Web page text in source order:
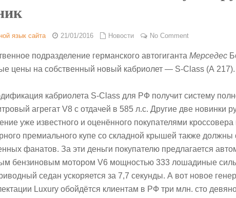
язык сайта 21/01/2016 Новости No Comment
подразделение германского автогиганта Мерседес
цены на собственный новый кабриолет — S-Class (A 217).
кабриолета S-Class для РФ получит систему
агрегат V8 с отдачей в 585 л.с. Другие две новинки
уже известного и оценённого покупателями кроссовера
премиального купе со складной крышей также должны
фанатов. За эти деньги покупателю предлагается
бензиновым мотором V6 мощностью 333 лошадиные
седан ускоряется за 7,7 секунды. А вот новое
Luxury обойдётся клиентам в РФ три млн. сто